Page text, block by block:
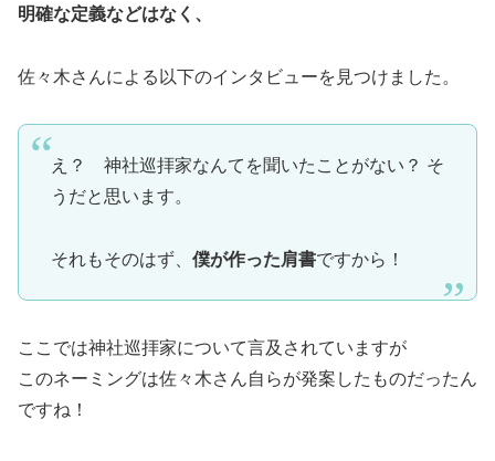
明確な定義などはなく、
佐々木さんによる以下のインタビューを見つけました。
え？ 神社巡拝家なんてを聞いたことがない？ そ
うだと思います。
それもそのはず、 僕が作った肩書ですから！
ここでは神社巡拝家について言及されていますが
このネーミングは佐々木さん自らが発案したものだったん
ですね！